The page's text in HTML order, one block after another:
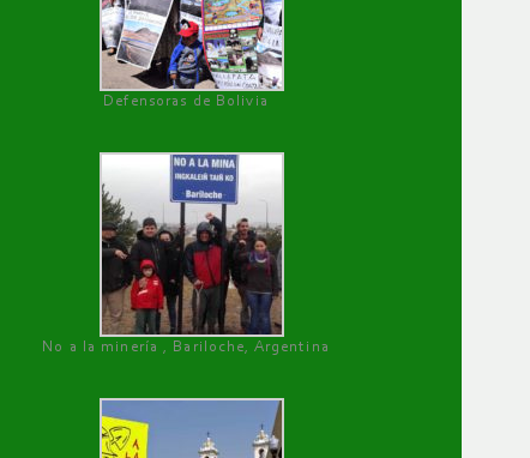
Defensoras de Bolivia
No a la minería , Bariloche, Argentina